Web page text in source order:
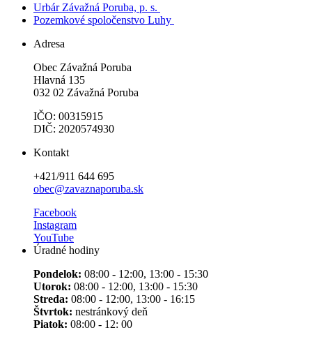
Urbár Závažná Poruba, p. s.
Pozemkové spoločenstvo Luhy
Adresa
Obec Závažná Poruba
Hlavná 135
032 02 Závažná Poruba
IČO: 00315915
DIČ: 2020574930
Kontakt
+421/911 644 695
obec@zavaznaporuba.sk
Facebook
Instagram
YouTube
Úradné hodiny
Pondelok: 08:00 - 12:00, 13:00 - 15:30
Utorok: 08:00 - 12:00, 13:00 - 15:30
Streda: 08:00 - 12:00, 13:00 - 16:15
Štvrtok: nestránkový deň
Piatok: 08:00 - 12: 00